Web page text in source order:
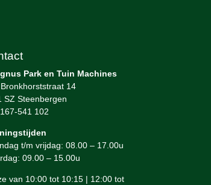
Park en Tuin Machines
Bronkhorststraat 14
SZ Steenbergen
541 102
t/m vrijdag: 08.00 – 17.00u
09.00 – 15.00u
van 10:00 tot 10:15 | 12:00 tot